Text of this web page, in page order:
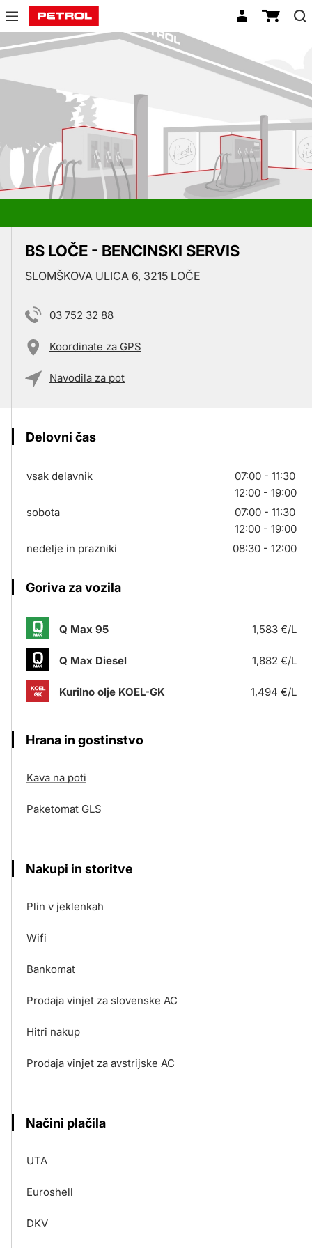
Prodajna
mesta
BS LOČE - BENCINSKI SERVIS
SLOMŠKOVA ULICA 6, 3215 LOČE
03 752 32 88
Koordinate za GPS
Navodila za pot
Delovni čas
vsak delavnik
07:00 - 11:30
12:00 - 19:00
sobota
07:00 - 11:30
12:00 - 19:00
nedelje in prazniki
08:30 - 12:00
Goriva za vozila
Q Max 95 1,583 €/L
Q Max Diesel 1,882 €/L
Kurilno olje KOEL-GK 1,494 €/L
Hrana in gostinstvo
Kava na poti
Paketomat GLS
Nakupi in storitve
Plin v jeklenkah
Wifi
Bankomat
Prodaja vinjet za slovenske AC
Hitri nakup
Prodaja vinjet za avstrijske AC
Načini plačila
UTA
Euroshell
DKV